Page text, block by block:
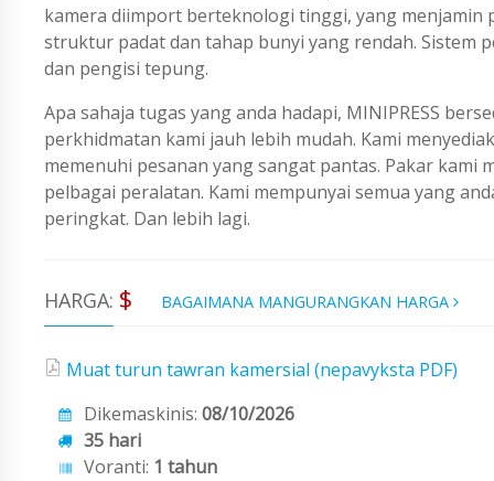
kamera diimport berteknologi tinggi, yang
struktur padat dan tahap bunyi yang rendah. Sistem
dan pengisi tepung.
Apa sahaja tugas yang anda hadapi, MINIPRESS
perkhidmatan kami jauh lebih mudah. Kami
memenuhi pesanan yang sangat pantas. Pakar
pelbagai peralatan. Kami mempunyai semua yang
peringkat. Dan lebih lagi.
HARGA: $ BAGAIMANA MANGURANGKAN HARGA
Muat turun tawran kamersial (nepavyksta PDF)
Dikemaskinis: 08/10/2026
35 hari
Voranti: 1 tahun